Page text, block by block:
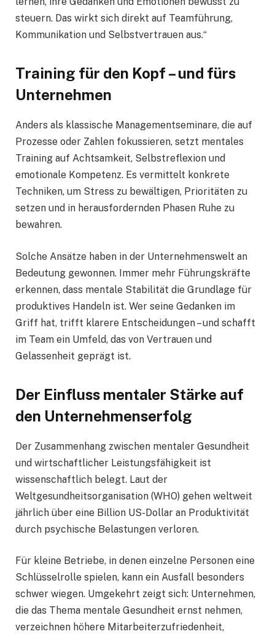
steuern. Das wirkt sich direkt auf Teamführung,
Kommunikation und Selbstvertrauen aus.“
Training für den Kopf – und fürs
Unternehmen
Anders als klassische Managementseminare, die auf
Prozesse oder Zahlen fokussieren, setzt mentales
Training auf Achtsamkeit, Selbstreflexion und
emotionale Kompetenz. Es vermittelt konkrete
Techniken, um Stress zu bewältigen, Prioritäten zu
setzen und in herausfordernden Phasen Ruhe zu
bewahren.
Solche Ansätze haben in der Unternehmenswelt an
Bedeutung gewonnen. Immer mehr Führungskräfte
erkennen, dass mentale Stabilität die Grundlage für
produktives Handeln ist. Wer seine Gedanken im
Griff hat, trifft klarere Entscheidungen – und schafft
im Team ein Umfeld, das von Vertrauen und
Gelassenheit geprägt ist.
Der Einfluss mentaler Stärke auf
den Unternehmenserfolg
Der Zusammenhang zwischen mentaler Gesundheit
und wirtschaftlicher Leistungsfähigkeit ist
wissenschaftlich belegt. Laut der
Weltgesundheitsorganisation (WHO) gehen weltweit
jährlich über eine Billion US-Dollar an Produktivität
durch psychische Belastungen verloren.
Für kleine Betriebe, in denen einzelne Personen eine
Schlüsselrolle spielen, kann ein Ausfall besonders
schwer wiegen. Umgekehrt zeigt sich: Unternehmen,
die das Thema mentale Gesundheit ernst nehmen,
verzeichnen höhere Mitarbeiterzufriedenheit,